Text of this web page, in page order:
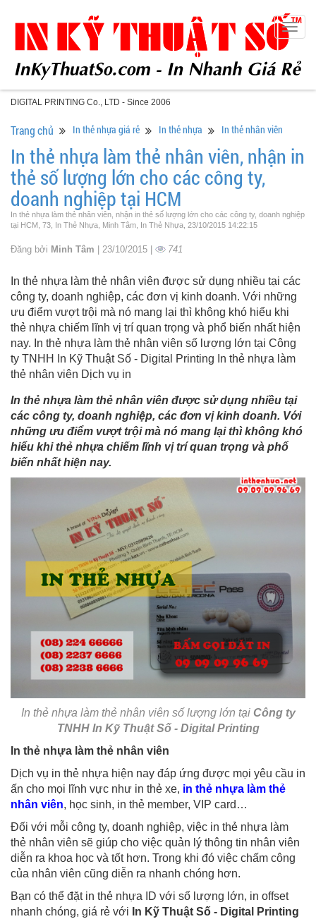
DIGITAL PRINTING Co., LTD - Since 2006
Trang chủ In thẻ nhựa giá rẻ In thẻ nhựa In thẻ nhân viên
In thẻ nhựa làm thẻ nhân viên, nhận in
thẻ số lượng lớn cho các công ty,
doanh nghiệp tại HCM
In thẻ nhựa làm thẻ nhân viên, nhận in thẻ số lượng lớn cho các công ty, doanh nghiệp
tại HCM, 73, In Thẻ Nhựa, Minh Tâm, In Thẻ Nhựa, 23/10/2015 14:22:15
Đăng bởi Minh Tâm | 23/10/2015 | 741
In thẻ nhựa làm thẻ nhân viên được sử dụng nhiều tại các
công ty, doanh nghiệp, các đơn vị kinh doanh. Với những
ưu điểm vượt trội mà nó mang lại thì không khó hiểu khi
thẻ nhựa chiếm lĩnh vị trí quan trọng và phổ biến nhất hiện
nay. In thẻ nhựa làm thẻ nhân viên số lượng lớn tại Công
ty TNHH In Kỹ Thuật Số - Digital Printing In thẻ nhựa làm
thẻ nhân viên Dịch vụ in
In thẻ nhựa làm thẻ nhân viên được sử dụng nhiều tại
các công ty, doanh nghiệp, các đơn vị kinh doanh. Với
những ưu điểm vượt trội mà nó mang lại thì không khó
hiểu khi thẻ nhựa chiếm lĩnh vị trí quan trọng và phổ
biến nhất hiện nay.
In thẻ nhựa làm thẻ nhân viên số lượng lớn tại Công ty
TNHH In Kỹ Thuật Số - Digital Printing
In thẻ nhựa làm thẻ nhân viên
Dịch vụ in thẻ nhựa hiện nay đáp ứng được mọi yêu cầu in
ấn cho mọi lĩnh vực như in thẻ xe, in thẻ nhựa làm thẻ
nhân viên, học sinh, in thẻ member, VIP card…
Đối với mỗi công ty, doanh nghiệp, việc in thẻ nhựa làm
thẻ nhân viên sẽ giúp cho việc quản lý thông tin nhân viên
diễn ra khoa học và tốt hơn. Trong khi đó việc chấm công
của nhân viên cũng diễn ra nhanh chóng hơn.
Bạn có thể đặt in thẻ nhựa ID với số lượng lớn, in offset
nhanh chóng, giá rẻ với In Kỹ Thuật Số - Digital Printing